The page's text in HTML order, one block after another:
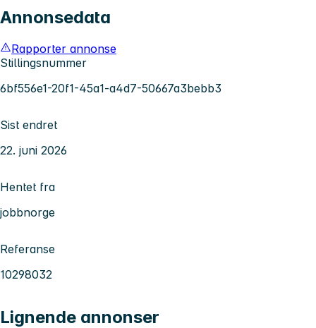
Annonsedata
Rapporter annonse
Stillingsnummer
6bf556e1-20f1-45a1-a4d7-50667a3bebb3
Sist endret
22. juni 2026
Hentet fra
jobbnorge
Referanse
10298032
Lignende annonser